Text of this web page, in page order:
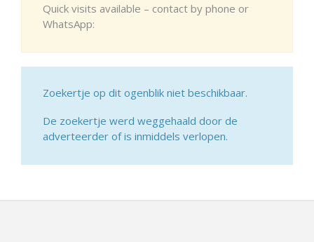
Quick visits available – contact by phone or
WhatsApp:
Zoekertje op dit ogenblik niet beschikbaar.
De zoekertje werd weggehaald door de
adverteerder of is inmiddels verlopen.